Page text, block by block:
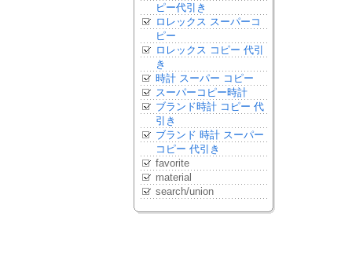
ピー代引き
ロレックス スーパーコ
ピー
ロレックス コピー 代引
き
時計 スーパー コピー
スーパーコピー時計
ブランド時計 コピー 代
引き
ブランド 時計 スーパー
コピー 代引き
favorite
material
search/union